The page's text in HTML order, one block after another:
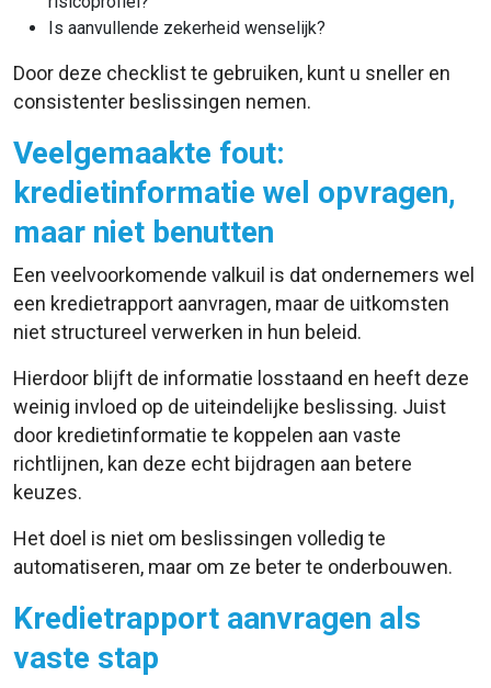
Is aanvullende zekerheid wenselijk?
Door deze checklist te gebruiken, kunt u sneller en
consistenter beslissingen nemen.
Veelgemaakte fout:
kredietinformatie wel opvragen,
maar niet benutten
Een veelvoorkomende valkuil is dat ondernemers wel
een kredietrapport aanvragen, maar de uitkomsten
niet structureel verwerken in hun beleid.
Hierdoor blijft de informatie losstaand en heeft deze
weinig invloed op de uiteindelijke beslissing. Juist
door kredietinformatie te koppelen aan vaste
richtlijnen, kan deze echt bijdragen aan betere
keuzes.
Het doel is niet om beslissingen volledig te
automatiseren, maar om ze beter te onderbouwen.
Kredietrapport aanvragen als
vaste stap